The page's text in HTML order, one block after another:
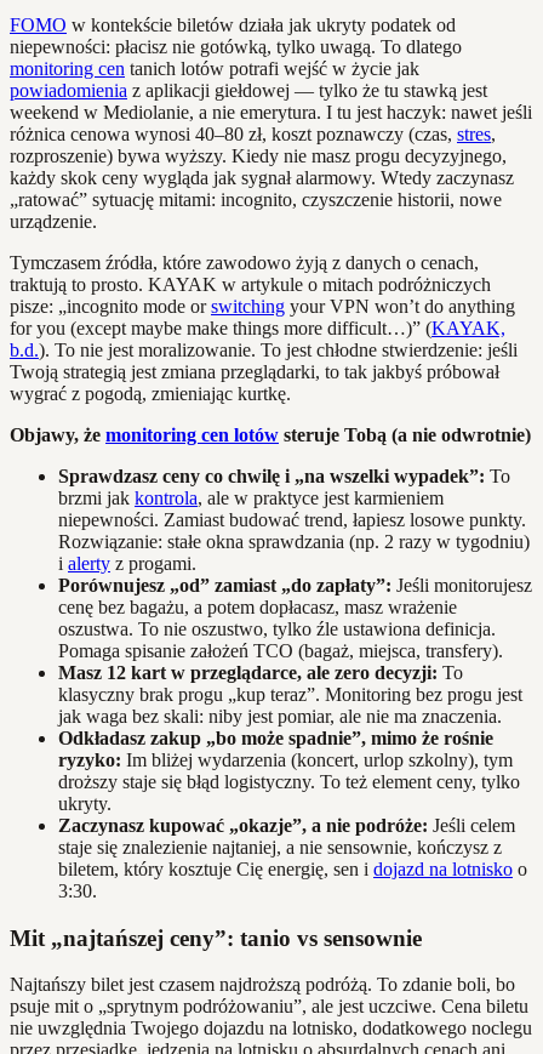
FOMO w kontekście biletów działa jak ukryty podatek od
niepewności: płacisz nie gotówką, tylko uwagą. To dlatego
monitoring cen tanich lotów potrafi wejść w życie jak
powiadomienia z aplikacji giełdowej — tylko że tu stawką jest
weekend w Mediolanie, a nie emerytura. I tu jest haczyk: nawet jeśli
różnica cenowa wynosi 40–80 zł, koszt poznawczy (czas, stres,
rozproszenie) bywa wyższy. Kiedy nie masz progu decyzyjnego,
każdy skok ceny wygląda jak sygnał alarmowy. Wtedy zaczynasz
„ratować” sytuację mitami: incognito, czyszczenie historii, nowe
urządzenie.
Tymczasem źródła, które zawodowo żyją z danych o cenach,
traktują to prosto. KAYAK w artykule o mitach podróżniczych
pisze: „incognito mode orswitching your VPN won’t do anything
for you (except maybe make things more difficult…)” (KAYAK,
b.d.). To nie jest moralizowanie. To jest chłodne stwierdzenie: jeśli
Twoją strategią jest zmiana przeglądarki, to tak jakbyś próbował
wygrać z pogodą, zmieniając kurtkę.
Objawy, że monitoring cen lotów steruje Tobą (a nie odwrotnie)
Sprawdzasz ceny co chwilę i „na wszelki wypadek”: To
brzmi jak kontrola, ale w praktyce jest karmieniem
niepewności. Zamiast budować trend, łapiesz losowe punkty.
Rozwiązanie: stałe okna sprawdzania (np. 2 razy w tygodniu)
i alerty z progami.
Porównujesz „od” zamiast „do zapłaty”: Jeśli monitorujesz
cenę bez bagażu, a potem dopłacasz, masz wrażenie
oszustwa. To nie oszustwo, tylko źle ustawiona definicja.
Pomaga spisanie założeń TCO (bagaż, miejsca, transfery).
Masz 12 kart w przeglądarce, ale zero decyzji: To
klasyczny brak progu „kup teraz”. Monitoring bez progu jest
jak waga bez skali: niby jest pomiar, ale nie ma znaczenia.
Odkładasz zakup „bo może spadnie”, mimo że rośnie
ryzyko: Im bliżej wydarzenia (koncert, urlop szkolny), tym
droższy staje się błąd logistyczny. To też element ceny, tylko
ukryty.
Zaczynasz kupować „okazje”, a nie podróże: Jeśli celem
staje się znalezienie najtaniej, a nie sensownie, kończysz z
biletem, który kosztuje Cię energię, sen i dojazd na lotnisko o
3:30.
Mit „najtańszej ceny”: tanio vs sensownie
Najtańszy bilet jest czasem najdroższą podróżą. To zdanie boli, bo
psuje mit o „sprytnym podróżowaniu”, ale jest uczciwe. Cena biletu
nie uwzględnia Twojego dojazdu na lotnisko, dodatkowego noclegu